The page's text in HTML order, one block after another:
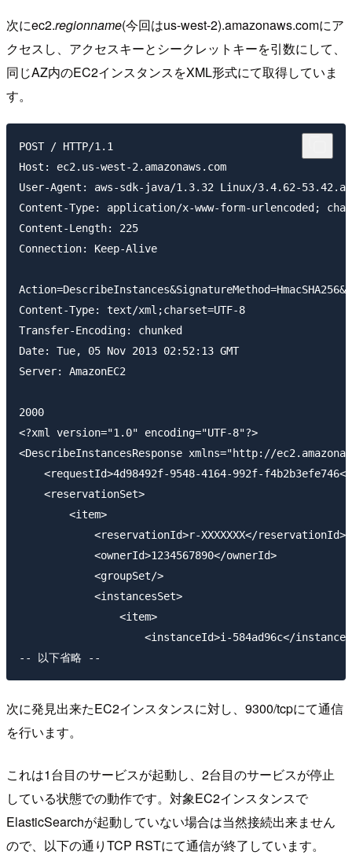
次にec2.regionname(今回はus-west-2).amazonaws.comにア
クセスし、アクセスキーとシークレットキーを引数にして、
同じAZ内のEC2インスタンスをXML形式にて取得していま
す。
POST / HTTP/1.1
Host: ec2.us-west-2.amazonaws.com
User-Agent: aws-sdk-java/1.3.32 Linux/3.4.62-
Content-Type: application/x-www-form-urlencoded;
Content-Length: 225
Connection: Keep-Alive
Content-Type: text/xml;charset=UTF-8
Transfer-Encoding: chunked
Date: Tue, 05 Nov 2013 02:52:13 GMT
Server: AmazonEC2
2000
<?xml version="1.0" encoding="UTF-8"?>
<DescribeInstancesResponse xmlns="http://
<requestId>4d98492f-9548-4164-992f-
    <reservationSet>
        <item>
            <reservationId>r-XXXXXXX</reservationId>
            <ownerId>1234567890</ownerId>
            <groupSet/>
            <instancesSet>
                <item>
<instanceId>i-584ad96c</
次に発見出来たEC2インスタンスに対し、9300/tcpにて通信
を行います。
これは1台目のサービスが起動し、2台目のサービスが停止
している状態での動作です。対象EC2インスタンスで
ElasticSearchが起動していない場合は当然接続出来ません
ので、以下の通りTCP RSTにて通信が終了しています。